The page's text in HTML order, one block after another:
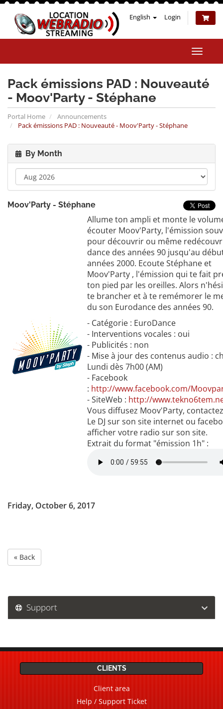
English Login
Toggle
Pack émissions PAD : Nouveauté
- Moov'Party - Stéphane
Portal Home
Announcements
Pack émissions PAD : Nouveauté - Moov'Party - Stéphane
By Month
Moov'Party - Stéphane
Allume ton ampli et monte le
écouter Moov'Party, l'émission
pour découvrir ou même
dance des années 90 jusqu'au
années 2000. Ecoute Stéphane et
Moov'Party , l'émission qui te fait
ton pied par les oreilles. Alors
te brancher et à te remémorer le
du son Eurodance des années 90.
- Catégorie : EuroDance
- Interventions vocales : oui
- Publicités : non
- Mise à jour des contenus audio :
Lundi dès 7h00 (AM)
- Facebook
: http://www.facebook.com/
- SiteWeb : http://
Vous diffusez Moov'Party,
Le DJ sur son site internet ou
afficher votre radio sur son site.
Extrait du format "émission 1h" :
Friday, October 6, 2017
« Back
Support
CLIENTS
Client area
Help / Support Ticket